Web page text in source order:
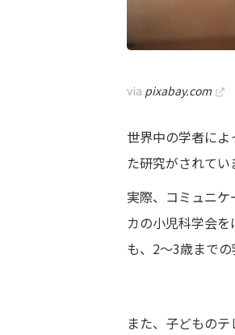
via pixabay.com
世界中の学者に
た研究がされてい
実際、コミュニ
カの小児科学会
も、2～3歳まで
また、子どもの